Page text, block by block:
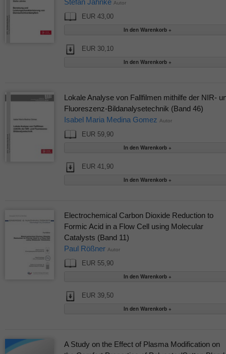
Stefan Jahnke Autor
EUR 43,00
EUR 30,10
Lokale Analyse von Fallfilmen mithilfe der NIR-
Fluoreszenz-Bildanalysetechnik (Band 46)
Isabel Maria Medina Gomez Autor
EUR 59,90
EUR 41,90
Electrochemical Carbon Dioxide Reduction to
Formic Acid in a Flow Cell using Molecular
Catalysts (Band 11)
Paul Rößner Autor
EUR 55,90
EUR 39,50
A Study on the Effect of Plasma Modification on